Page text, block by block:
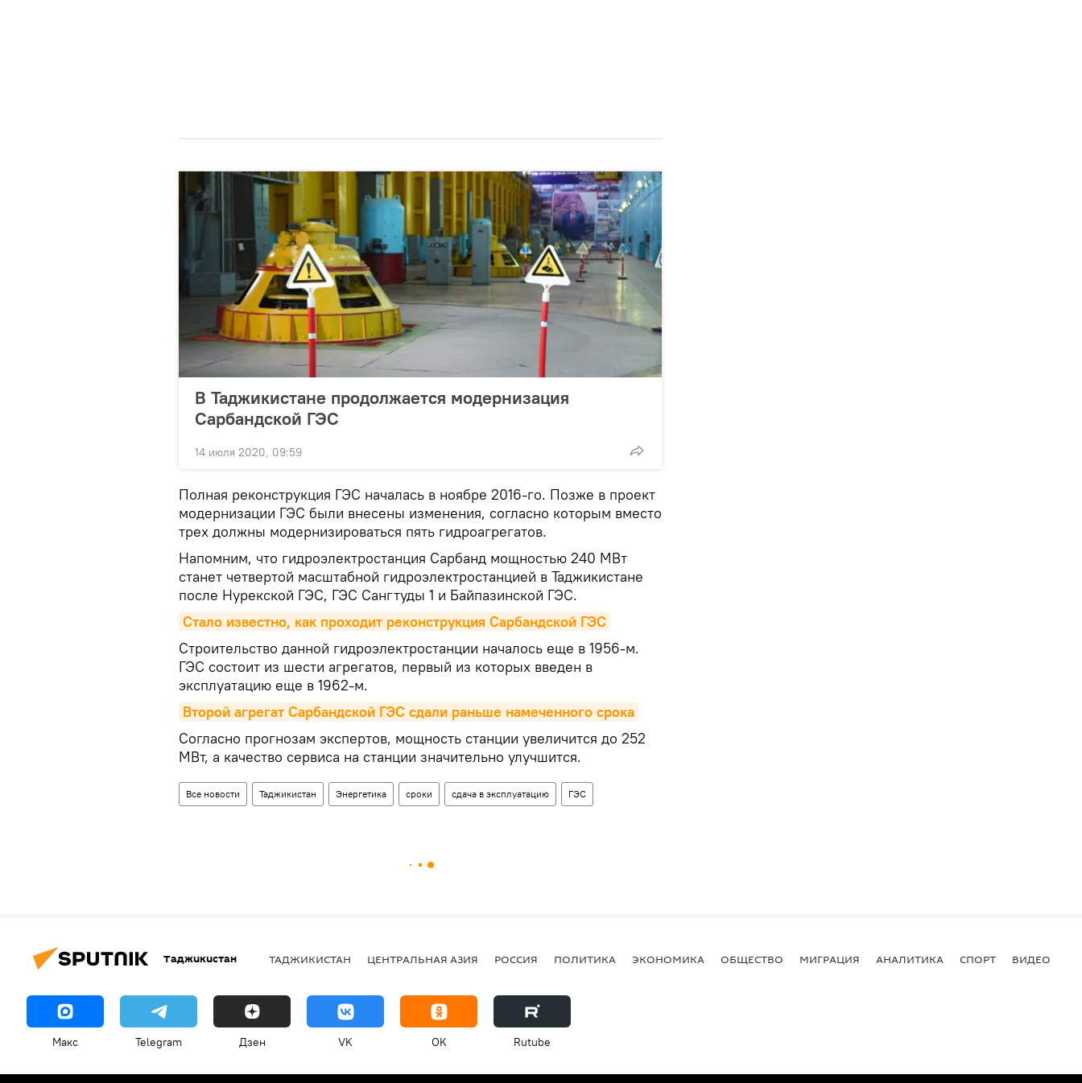
В Таджикистане продолжается модернизация
Сарбандской ГЭС
14 июля 2020, 09:59
Полная реконструкция ГЭС началась в ноябре 2016-го. Позже в проект
модернизации ГЭС были внесены изменения, согласно которым вместо
трех должны модернизироваться пять гидроагрегатов.
Напомним, что гидроэлектростанция Сарбанд мощностью 240 МВт
станет четвертой масштабной гидроэлектростанцией в Таджикистане
после Нурекской ГЭС, ГЭС Сангтуды 1 и Байпазинской ГЭС.
Стало известно, как проходит реконструкция Сарбандской ГЭС
Строительство данной гидроэлектростанции началось еще в 1956-м.
ГЭС состоит из шести агрегатов, первый из которых введен в
эксплуатацию еще в 1962-м.
Второй агрегат Сарбандской ГЭС сдали раньше намеченного срока
Согласно прогнозам экспертов, мощность станции увеличится до 252
МВт, а качество сервиса на станции значительно улучшится.
Все новости Таджикистан Энергетика сроки сдача в эксплуатацию ГЭС
Таджикистан ТАДЖИКИСТАН ЦЕНТРАЛЬНАЯ АЗИЯ РОССИЯ ПОЛИТИКА ЭКОНОМИКА ОБЩЕСТВО МИГРАЦИЯ АНАЛИТИКА СПОРТ ВИДЕО
Макс Telegram Дзен VK OK Rutube